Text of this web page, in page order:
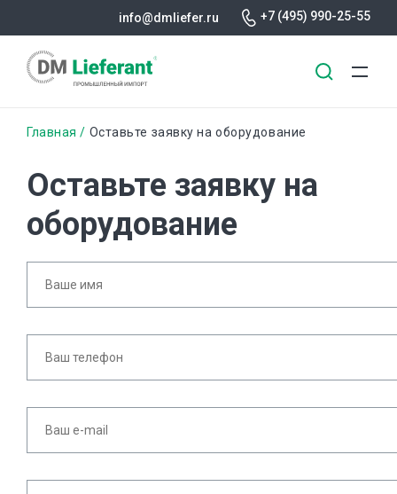
содержанию
info@dmliefer.ru +7 (495) 990-25-55
Строка
навигации
Главная Оставьте заявку на оборудование
Оставьте заявку на
оборудование